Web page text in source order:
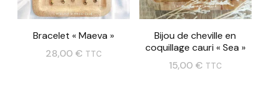
Bracelet « Maeva »
28,00 € TTC
Bijou de cheville en
coquillage cauri « Sea »
15,00 € TTC